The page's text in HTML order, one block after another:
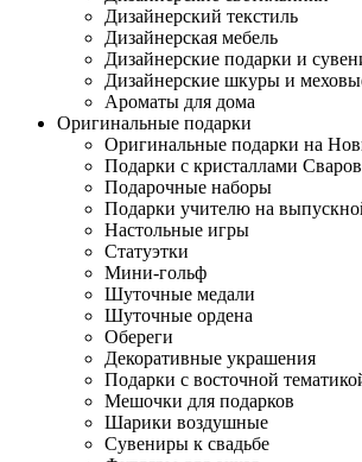
Дизайнерский текстиль
Дизайнерская мебель
Дизайнерские подарки и
Дизайнерские шкуры и
Ароматы для дома
Оригинальные подарки
Оригинальные подарки на
Подарки с кристаллами
Подарочные наборы
Подарки учителю на
Настольные игры
Статуэтки
Мини-гольф
Шуточные медали
Шуточные ордена
Обереги
Декоративные украшения
Подарки с восточной
Мешочки для подарков
Шарики воздушные
Сувениры к свадьбе